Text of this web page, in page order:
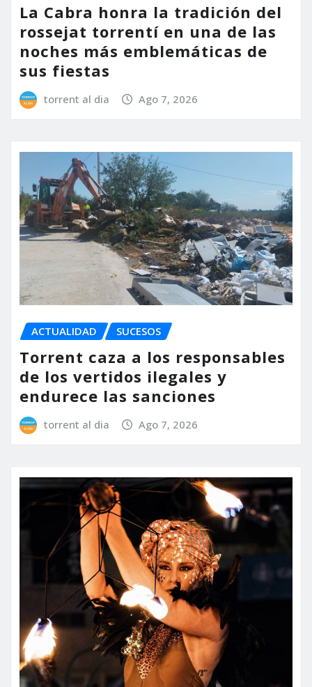
La Cabra honra la tradición del
rossejat torrentí en una de las
noches más emblemáticas de
sus fiestas
torrent al dia Ago 7, 2026
ACTUALIDAD SUCESOS
Torrent caza a los responsables
de los vertidos ilegales y
endurece las sanciones
torrent al dia Ago 7, 2026